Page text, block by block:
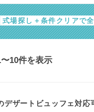
式場探し＋条件クリアで
10件を表示
デザートビュッフェ対